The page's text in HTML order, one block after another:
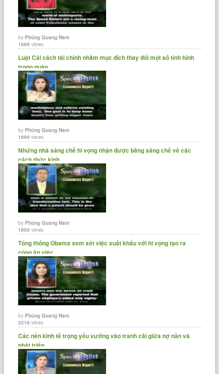
byPhùng Quang Nam
1869 views
Luật Cải cách tài chính nhằm mục đích thay đổi một số tình hình
trong quận......
byPhùng Quang Nam
1890 views
Những nhà sáng chế hi vọng nhận được bằng sáng chế về các
cách thức kinh......
byPhùng Quang Nam
1905 views
Tổng thống Obama xem xét việc xuất khẩu với hi vọng tạo ra
công ăn việc......
byPhùng Quang Nam
2218 views
Các nền kinh tế trọng yếu vướng vào tranh cãi giữa nợ nần và
phát triển